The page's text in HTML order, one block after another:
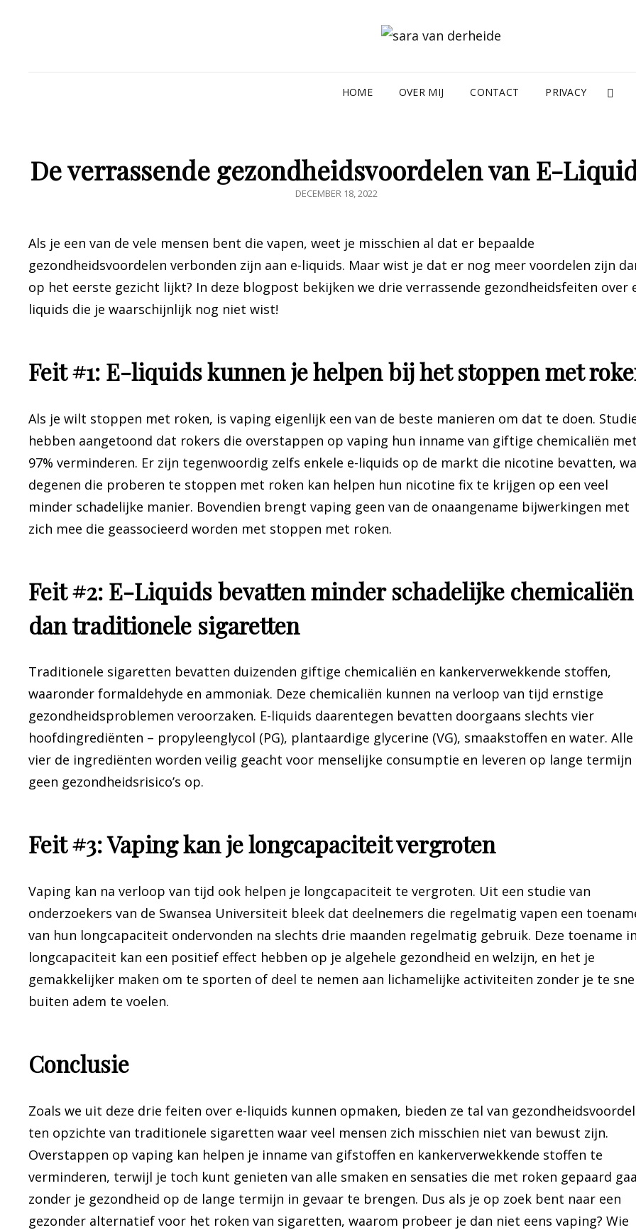
HOME OVER MIJ CONTACT PRIVACY
De verrassende gezondheidsvoordelen van E-
POSTED
DECEMBER 18, 2022
Als je een van de vele mensen bent die vapen, weet je misschien al dat er bepaalde
gezondheidsvoordelen verbonden zijn aan e-liquids. Maar wist je dat er nog meer voordelen zijn
op het eerste gezicht lijkt? In deze blogpost bekijken we drie verrassende gezondheidsfeiten over
liquids die je waarschijnlijk nog niet wist!
Feit #1: E-liquids kunnen je helpen bij het stoppen met
Als je wilt stoppen met roken, is vaping eigenlijk een van de beste manieren om dat te doen.
hebben aangetoond dat rokers die overstappen op vaping hun inname van giftige chemicaliën met
97% verminderen. Er zijn tegenwoordig zelfs enkele e-liquids op de markt die nicotine bevatten,
degenen die proberen te stoppen met roken kan helpen hun nicotine fix te krijgen op een veel
minder schadelijke manier. Bovendien brengt vaping geen van de onaangename bijwerkingen met
zich mee die geassocieerd worden met stoppen met roken.
Feit #2: E-Liquids bevatten minder schadelijke chemicaliën
dan traditionele sigaretten
Traditionele sigaretten bevatten duizenden giftige chemicaliën en kankerverwekkende stoffen,
waaronder formaldehyde en ammoniak. Deze chemicaliën kunnen na verloop van tijd ernstige
gezondheidsproblemen veroorzaken. E-liquids daarentegen bevatten doorgaans slechts vier
hoofdingrediënten – propyleenglycol (PG), plantaardige glycerine (VG), smaakstoffen en water. Alle
vier de ingrediënten worden veilig geacht voor menselijke consumptie en leveren op lange termijn
geen gezondheidsrisico’s op.
Feit #3: Vaping kan je longcapaciteit vergroten
Vaping kan na verloop van tijd ook helpen je longcapaciteit te vergroten. Uit een studie van
onderzoekers van de Swansea Universiteit bleek dat deelnemers die regelmatig vapen een
van hun longcapaciteit ondervonden na slechts drie maanden regelmatig gebruik. Deze toename in
longcapaciteit kan een positief effect hebben op je algehele gezondheid en welzijn, en het je
gemakkelijker maken om te sporten of deel te nemen aan lichamelijke activiteiten zonder je te
buiten adem te voelen.
Conclusie
Zoals we uit deze drie feiten over e-liquids kunnen opmaken, bieden ze tal van
ten opzichte van traditionele sigaretten waar veel mensen zich misschien niet van bewust zijn.
Overstappen op vaping kan helpen je inname van gifstoffen en kankerverwekkende stoffen te
verminderen, terwijl je toch kunt genieten van alle smaken en sensaties die met roken gepaard
zonder je gezondheid op de lange termijn in gevaar te brengen. Dus als je op zoek bent naar een
gezonder alternatief voor het roken van sigaretten, waarom probeer je dan niet eens vaping? Wie